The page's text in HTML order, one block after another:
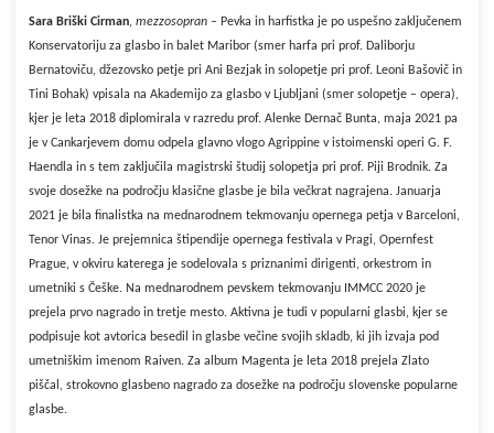
Sara Briški Cirman, mezzosopran– Pevka in harfistka je po uspešno zaključenem
Konservatoriju za glasbo in balet Maribor (smer harfa pri prof. Daliborju
Bernatoviču, džezovsko petje pri Ani Bezjak in solopetje pri prof. Leoni Bašovič in
Tini Bohak) vpisala na Akademijo za glasbo v Ljubljani (smer solopetje – opera),
kjer je leta 2018 diplomirala v razredu prof. Alenke Dernač Bunta, maja 2021 pa
je v Cankarjevem domu odpela glavno vlogo Agrippine v istoimenski operi G. F.
Haendla in s tem zaključila magistrski študij solopetja pri prof. Piji Brodnik. Za
svoje dosežke na področju klasične glasbe je bila večkrat nagrajena. Januarja
2021 je bila finalistka na mednarodnem tekmovanju opernega petja v Barceloni,
Tenor Vinas. Je prejemnica štipendije opernega festivala v Pragi, Opernfest
Prague, v okviru katerega je sodelovala s priznanimi dirigenti, orkestrom in
umetniki s Češke. Na mednarodnem pevskem tekmovanju IMMCC 2020 je
prejela prvo nagrado in tretje mesto. Aktivna je tudi v popularni glasbi, kjer se
podpisuje kot avtorica besedil in glasbe večine svojih skladb, ki jih izvaja pod
umetniškim imenom Raiven. Za album Magenta je leta 2018 prejela Zlato
piščal, strokovno glasbeno nagrado za dosežke na področju slovenske popularne
glasbe.